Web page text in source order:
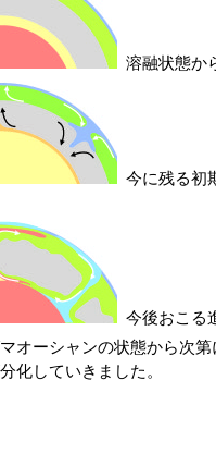
溶融状態か
今に残る初
今後おこる
オーシャンの状態から次
化していきました。